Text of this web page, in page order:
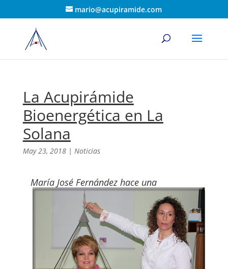
mario@acupiramide.com
La Acupirámide
Bioenergética en La
Solana
May 23, 2018| Noticias
María José Fernández hace una